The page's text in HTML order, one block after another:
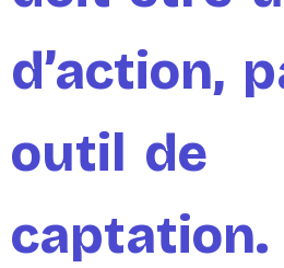
d’action,
outil de
captation.